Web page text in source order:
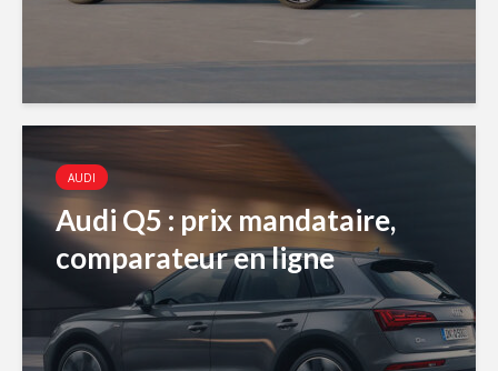
AUDI
Audi Q5 : prix mandataire,
comparateur en ligne